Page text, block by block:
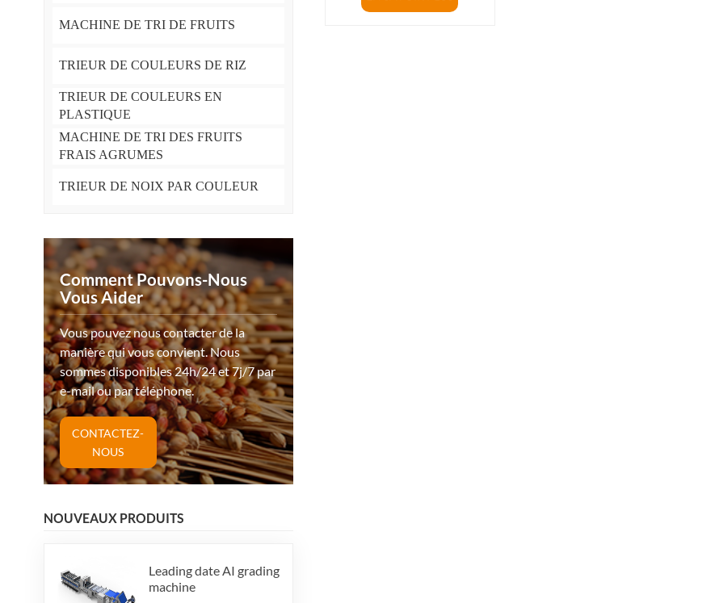
MACHINE DE TRI DE FRUITS
TRIEUR DE COULEURS DE RIZ
TRIEUR DE COULEURS EN
PLASTIQUE
MACHINE DE TRI DES FRUITS
FRAIS AGRUMES
TRIEUR DE NOIX PAR COULEUR
Comment Pouvons-Nous
Vous Aider
Vous pouvez nous contacter de la
manière qui vous convient. Nous
sommes disponibles 24h/24 et 7j/7 par
e-mail ou par téléphone.
CONTACTEZ-
NOUS
NOUVEAUX PRODUITS
Leading date AI grading
machine